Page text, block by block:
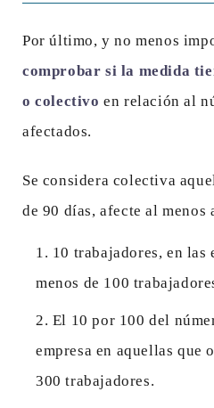
Por último, y no menos
comprobar si la medida
o colectivo en relación al
afectados.
Se considera colectiva
de 90 días, afecte al menos
10 trabajadores, en las
menos de 100
El 10 por 100 del
empresa en aquellas que
300 trabajadores.